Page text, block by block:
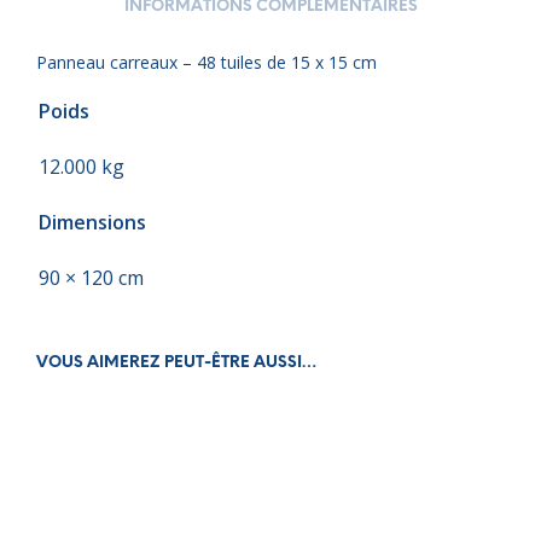
INFORMATIONS COMPLÉMENTAIRES
Panneau carreaux – 48 tuiles de 15 x 15 cm
Poids
12.000 kg
Dimensions
90 × 120 cm
VOUS AIMEREZ PEUT-ÊTRE AUSSI…